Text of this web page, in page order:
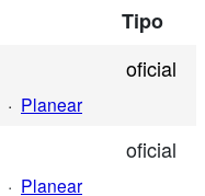
Tipo
oficial
· Planear
oficial
· Planear